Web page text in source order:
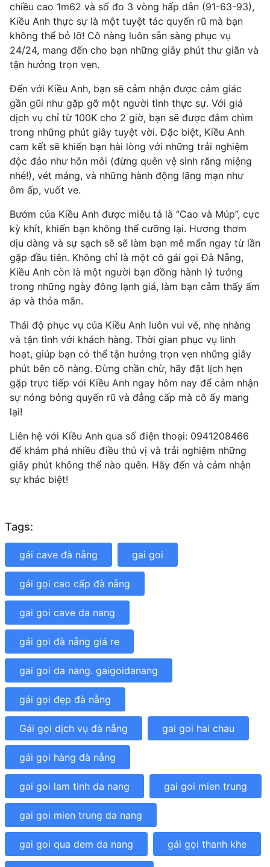
chiều cao 1m62 và số đo 3 vòng hấp dẫn (91-63-93),
Kiều Anh thực sự là một tuyệt tác quyến rũ mà bạn
không thể bỏ lỡ! Cô nàng luôn sẵn sàng phục vụ
24/24, mang đến cho bạn những giây phút thư giãn và
tận hưởng trọn vẹn.
Đến với Kiều Anh, bạn sẽ cảm nhận được cảm giác
gần gũi như gặp gỡ một người tình thực sự. Với giá
dịch vụ chỉ từ 100K cho 2 giờ, bạn sẽ được đắm chìm
trong những phút giây tuyệt vời. Đặc biệt, Kiều Anh
cam kết sẽ khiến bạn hài lòng với những trải nghiệm
độc đáo như hôn môi (đừng quên vệ sinh răng miệng
nhé!), vét máng, và những hành động lãng mạn như
ôm ấp, vuốt ve.
Bướm của Kiều Anh được miêu tả là “Cao và Múp”, cực
kỳ khít, khiến bạn không thể cưỡng lại. Hương thơm
dịu dàng và sự sạch sẽ sẽ làm bạn mê mẩn ngay từ lần
gặp đầu tiên. Không chỉ là một cô gái gọi Đà Nẵng,
Kiều Anh còn là một người bạn đồng hành lý tưởng
trong những ngày đông lạnh giá, làm bạn cảm thấy ấm
áp và thỏa mãn.
Thái độ phục vụ của Kiều Anh luôn vui vẻ, nhẹ nhàng
và tận tình với khách hàng. Thời gian phục vụ linh
hoạt, giúp bạn có thể tận hưởng trọn vẹn những giây
phút bên cô nàng. Đừng chần chừ, hãy đặt lịch hẹn
gặp trực tiếp với Kiều Anh ngay hôm nay để cảm nhận
sự nóng bỏng quyến rũ và đẳng cấp mà cô ấy mang
lại!
Liên hệ với Kiều Anh qua số điện thoại: 0941208466
để khám phá nhiều điều thú vị và trải nghiệm những
giây phút không thể nào quên. Hãy đến và cảm nhận
sự khác biệt!
Tags:
gái cave đà nẵng gai goi
gái gọi cao cấp đà nẵng
gai goi cave da nang
gái gọi đà nẵng giá re
gai goi da nang. gaigoidanang
gái gọi đẹp đà nẵng
Gái gọi dịch vụ đà nẵng gai goi hai chau
gái gọi hàng đà nẵng
gai goi lam tinh da nang gai goi mien trung
gai goi mien trung da nang
gai goi qua dem da nang gái gọi thanh khe